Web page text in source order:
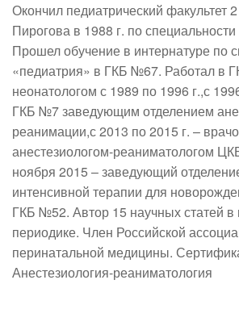
Окончил педиатрический
Пирогова в 1988 г. по
Прошел обучение в интернатуре по
«педиатрия» в ГКБ №67. Работал в
неонатологом с 1989 по 1996 г.,с
ГКБ №7 заведующим отделением
реанимации,с 2013 по 2015 г. –
анестезиологом-реаниматологом
ноября 2015 – заведующий
интенсивной терапии для
ГКБ №52. Автор 15 научных статей в
периодике. Член Российской
перинатальной медицины.
Анестезиология-реаниматология